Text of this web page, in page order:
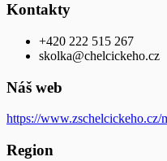
Kontakty
+420 222 515 267
skolka@chelcickeho.cz
Náš web
https://www.zschelcickeho.cz/
Region